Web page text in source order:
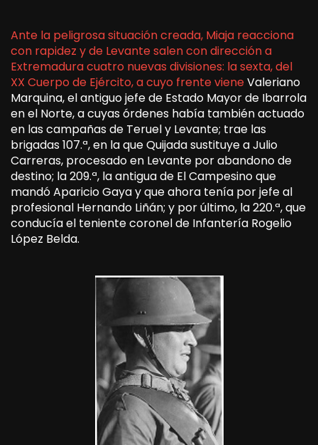
Ante la peligrosa situación creada, Miaja reacciona
con rapidez y de Levante salen con dirección a
Extremadura cuatro nuevas divisiones: la sexta, del
XX Cuerpo de Ejército, a cuyo frente vieneValeriano
Marquina, el antiguo jefe de Estado Mayor de Ibarrola
en el Norte, a cuyas órdenes había también actuado
en las campañas de Teruel y Levante; trae las
brigadas 107.ª, en la que Quijada sustituye a Julio
Carreras, procesado en Levante por abandono de
destino; la 209.ª, la antigua de El Campesino que
mandó Aparicio Gaya y que ahora tenía por jefe al
profesional Hernando Liñán; y por último, la 220.ª, que
conducía el teniente coronel de Infantería Rogelio
López Belda.